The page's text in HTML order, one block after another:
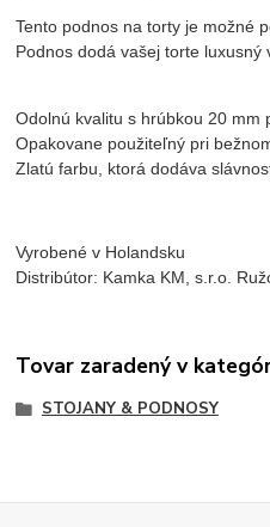
Tento podnos na torty je možné
Podnos dodá vašej torte luxusný
Odolnú kvalitu s hrúbkou 20 mm
Opakovane použiteľný pri
Zlatú farbu, ktorá dodáva
Vyrobené v Holandsku
Distribútor: Kamka KM, s.r.o.
Tovar zaradený v
STOJANY & PODNOSY